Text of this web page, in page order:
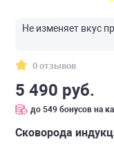
Не изменяет вкус
0 отзывов
5 490 руб.
до 549 бонусов на
Сковорода